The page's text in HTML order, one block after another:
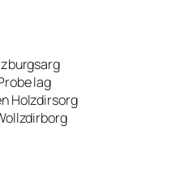
lag
Holzdirsorg